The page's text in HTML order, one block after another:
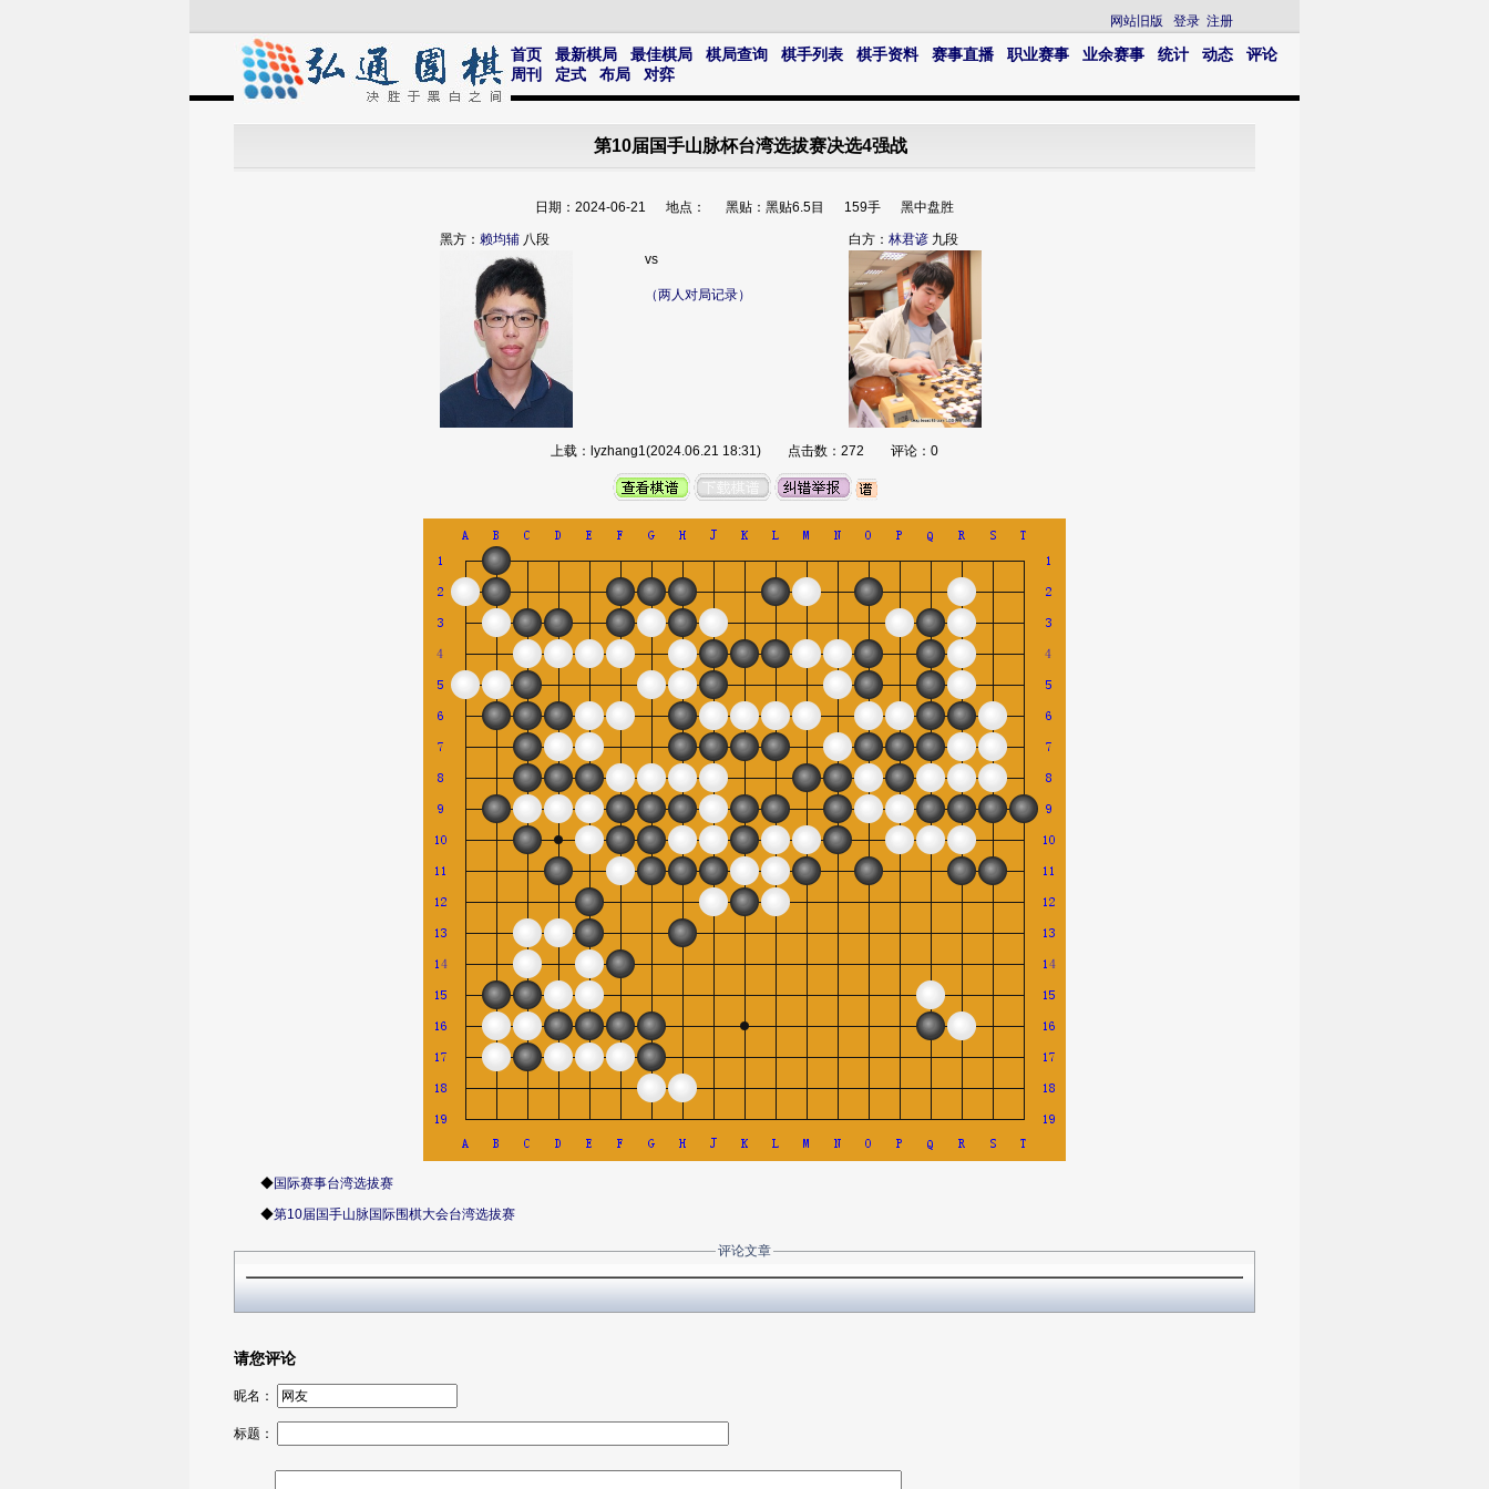
网站旧版 登录 注册
首页 最新棋局 最佳棋局 棋局查询 棋手列表 棋手资料 赛事直播 职业赛事 业余赛事 统计 动态
评论
周刊
定式 布局 对弈
第10届国手山脉杯台湾选拔赛决选4强战
日期：2024-06-21 地点： 黑贴：黑贴6.5目 159手 黑中盘胜
黑方： 赖均辅 八段 白方： 林君谚 九段
vs
（两人对局记录）
上载：lyzhang1(2024.06.21 18:31) 点击数：272 评论：0
◆国际赛事台湾选拔赛
◆第10届国手山脉国际围棋大会台湾选拔赛
评论文章
请您评论
昵名：
标题：